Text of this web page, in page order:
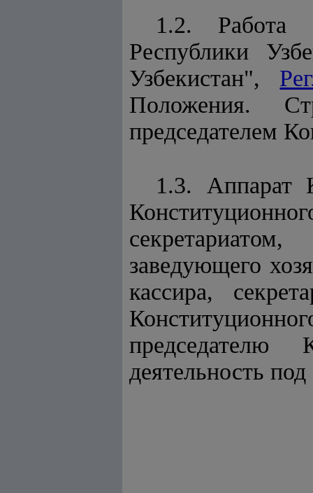
1.2. Работа
Республики
Узбекистан",
Положения.
председателем
1.3. Аппарат
заведующего
кассира,
председателю
деятельность